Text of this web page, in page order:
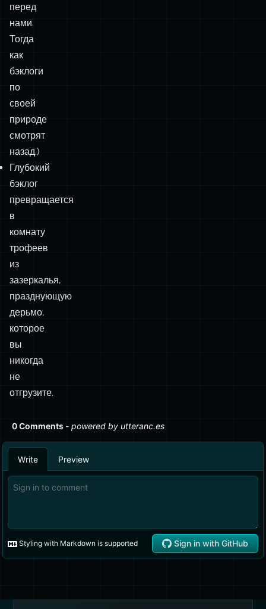
перед
нами.
Тогда
как
бэклоги
по
своей
природе
смотрят
назад.)
Глубокий
бэклог
превращается
в
комнату
трофеев
из
зазеркалья,
празднующую
дерьмо,
которое
вы
никогда
не
отгрузите.